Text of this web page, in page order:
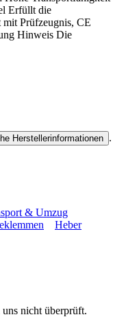
Erfüllt die
Prüfzeugnis, CE
Hinweis Die
Herstellerinformationen .
& Umzug
Heber
nicht überprüft.